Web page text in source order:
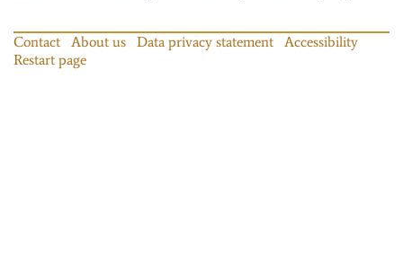
Contact About us Data privacy statement
Accessibility
Restart page